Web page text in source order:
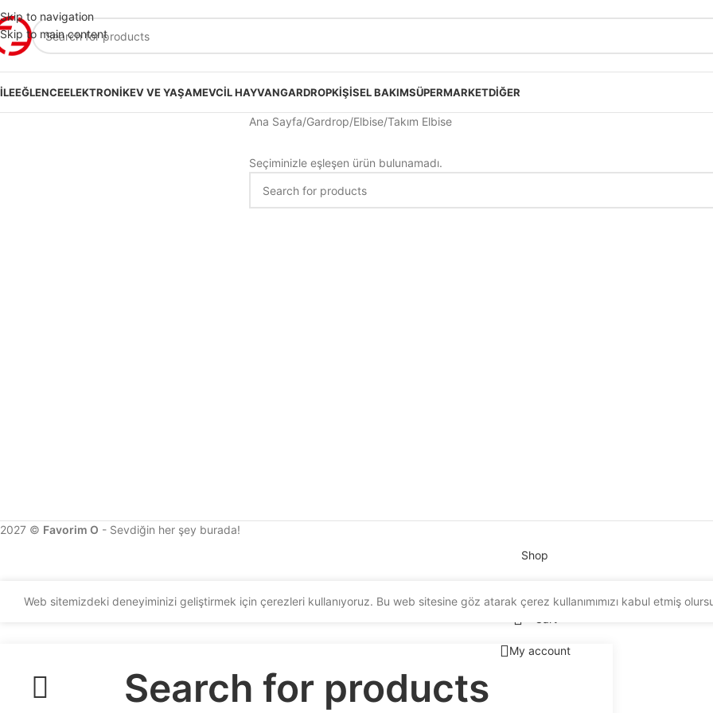
Skip to navigation
Skip to main content
EĞLENCEELEKTRONIKEV VE YAŞAMEVCIL HAYVANGARDROPKIŞISEL BAKIMSÜPERMARKETDIĞER
Ana Sayfa Gardrop Elbise Takım Elbise
Seçiminizle eşleşen ürün bulunamadı.
2027 © Favorim O - Sevdiğin her şey burada!
Web sitemizdeki deneyiminizi geliştirmek için çerezleri kullanıyoruz. Bu web sitesine göz atarak çerez kullanımımızı kabul etmiş
Shop
My account